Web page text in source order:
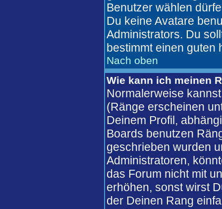
Benutzer wählen
Du keine Avatare
Administrators. Du
bestimmt einen guten
Nach oben
Wie kann ich meinen
Normalerweise
(Ränge erscheinen
Deinem Profil,
Boards benutzen
geschrieben wurden
Administratoren,
das Forum nicht mit
erhöhen, sonst wirst
der Deinen Rang